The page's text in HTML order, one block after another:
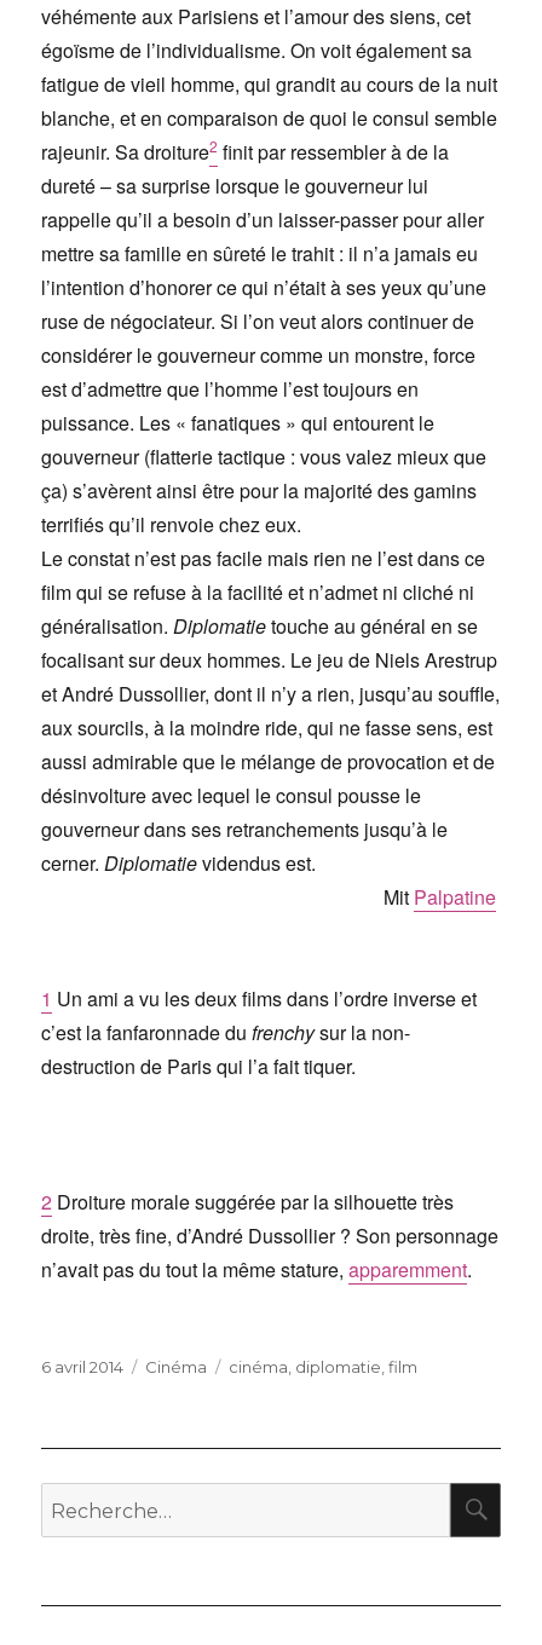
véhémente aux Parisiens et l’amour des siens, cet
égoïsme de l’individualisme. On voit également sa
fatigue de vieil homme, qui grandit au cours de la nuit
blanche, et en comparaison de quoi le consul semble
rajeunir. Sa droiture2 finit par ressembler à de la
dureté – sa surprise lorsque le gouverneur lui
rappelle qu’il a besoin d’un laisser-passer pour aller
mettre sa famille en sûreté le trahit : il n’a jamais eu
l’intention d’honorer ce qui n’était à ses yeux qu’une
ruse de négociateur. Si l’on veut alors continuer de
considérer le gouverneur comme un monstre, force
est d’admettre que l’homme l’est toujours en
puissance. Les « fanatiques » qui entourent le
gouverneur (flatterie tactique : vous valez mieux que
ça) s’avèrent ainsi être pour la majorité des gamins
terrifiés qu’il renvoie chez eux.
Le constat n’est pas facile mais rien ne l’est dans ce
film qui se refuse à la facilité et n’admet ni cliché ni
généralisation.Diplomatietouche au général en se
focalisant sur deux hommes. Le jeu de Niels Arestrup
et André Dussollier, dont il n’y a rien, jusqu’au souffle,
aux sourcils, à la moindre ride, qui ne fasse sens, est
aussi admirable que le mélange de provocation et de
désinvolture avec lequel le consul pousse le
gouverneur dans ses retranchements jusqu’à le
cerner.Diplomatievidendus est.
Mit Palpatine
1 Un ami a vu les deux films dans l’ordre inverse et
c’est la fanfaronnade dufrenchysur la non-
destruction de Paris qui l’a fait tiquer.
2 Droiture morale suggérée par la silhouette très
droite, très fine, d’André Dussollier ? Son personnage
n’avait pas du tout la même stature,apparemment.
Publié
6 avril 2014 Catégories
Cinéma Étiquettes
cinéma diplomatie ,film
Recherche
pour